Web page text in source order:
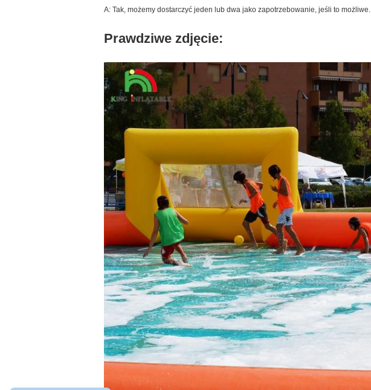
A: Tak, możemy dostarczyć jeden lub dwa jako zapotrzebowanie, jeśli to możliwe.
Prawdziwe zdjęcie: